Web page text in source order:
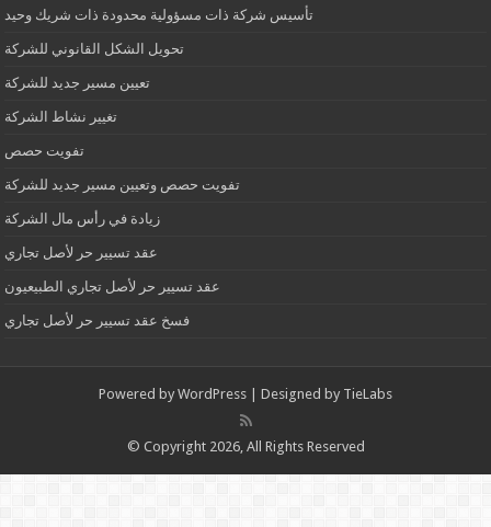
تأسيس شركة ذات مسؤولية محدودة ذات شريك وحيد
تحويل الشكل القانوني للشركة
تعيين مسير جديد للشركة
تغيير نشاط الشركة
تفويت حصص
تفويت حصص وتعيين مسير جديد للشركة
زيادة في رأس مال الشركة
عقد تسيير حر لأصل تجاري
عقد تسيير حر لأصل تجاري الطبيعيون
فسخ عقد تسيير حر لأصل تجاري
Powered by WordPress | Designed by TieLabs
© Copyright 2026, All Rights Reserved